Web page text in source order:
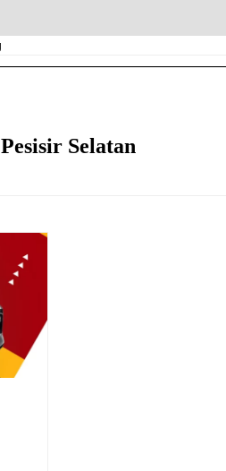
Selatan